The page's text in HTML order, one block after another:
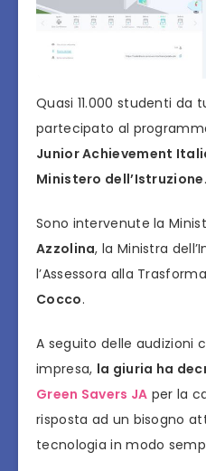
Quasi 11.000 studenti da
partecipato al
Junior Achievement
Ministero dell’Istruzione.
Sono intervenute la
Azzolina, la Ministra
l’Assessora alla
Cocco.
A seguito delle audizioni
impresa, la giuria ha
Green Savers JA per la
risposta ad un bisogno
tecnologia in modo